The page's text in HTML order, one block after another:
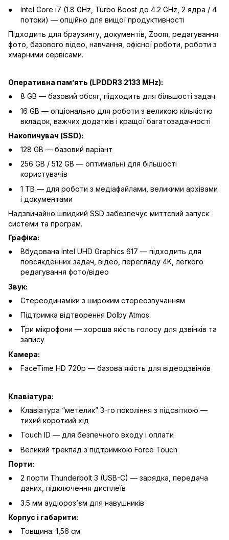
Intel Core i7 (1.8 GHz, Turbo Boost до 4.2 GHz, 2 ядра / 4
потоки) — опційно для вищої продуктивності
Підходить для браузингу, документів, Zoom, редагування
фото, базового відео, навчання, офісної роботи, роботи з
хмарними сервісами.
Оперативна памʼять (LPDDR3 2133 MHz):
8 GB — базовий обсяг, підходить для більшості задач
16 GB — опціонально для роботи з великою кількістю
вкладок, важчих додатків і кращої багатозадачності
Накопичувач (SSD):
128 GB — базовий варіант
256 GB / 512 GB — оптимальні для більшості
користувачів
1 TB — для роботи з медіафайлами, великими архівами
і документами
Надзвичайно швидкий SSD забезпечує миттєвий запуск
системи та програм.
Графіка:
Вбудована Intel UHD Graphics 617 — підходить для
повсякденних задач, відео, перегляду 4K, легкого
редагування фото/відео
Звук:
Стереодинаміки з широким стереозвучанням
Підтримка відтворення Dolby Atmos
Три мікрофони — хороша якість голосу для дзвінків та
запису
Камера:
FaceTime HD 720p — базова якість для відеодзвінків
Клавіатура:
Клавіатура “метелик” 3-го покоління з підсвіткою —
тихий короткий хід
Touch ID — для безпечного входу і оплати
Великий трекпад з підтримкою Force Touch
Порти:
2 порти Thunderbolt 3 (USB-C) — зарядка, передача
даних, підключення дисплеїв
3.5 мм аудіорозʼєм для навушників
Корпус і габарити:
Товщина: 1,56 см